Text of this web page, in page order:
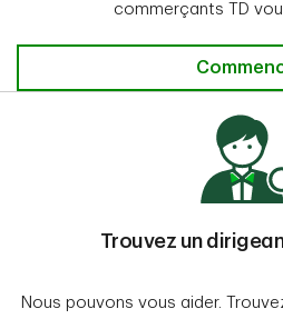
commerçants TD
Nous
Trouvez un
Nous pouvons vous aider.